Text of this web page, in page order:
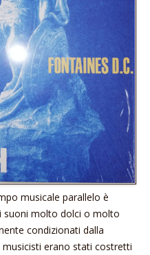
musicale parallelo è
suoni molto dolci o molto
condizionati dalla
musicisti erano stati costretti